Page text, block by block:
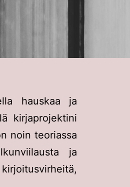
hauskaa ja
kirjaprojektini
noin teoriassa
ja